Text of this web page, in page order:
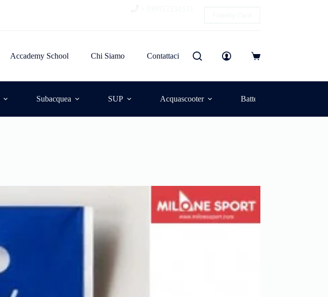
Accademy School Chi Siamo Contattaci
Subacquea SUP Acquascooter Batterie